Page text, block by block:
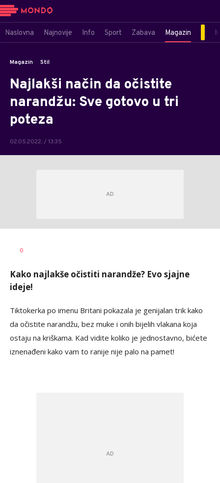
Naslovna Najnovije Info Sport Zabava Magazin
Magazin Stil
Najlakši način da očistite
narandžu: Sve gotovo u tri
poteza
02.05.2022. / 13:35
AUTOR
0
Kako najlakše očistiti narandže? Evo sjajne
ideje!
Tiktokerka po imenu Britani pokazala je genijalan trik kako
da očistite narandžu, bez muke i onih bijelih vlakana koja
ostaju na kriškama. Kad vidite koliko je jednostavno, bićete
iznenađeni kako vam to ranije nije palo na pamet!